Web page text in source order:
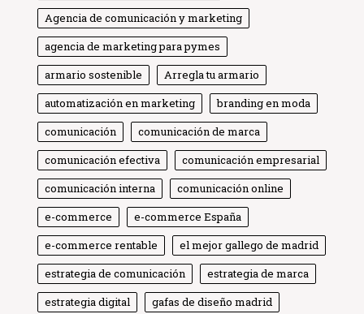
Agencia de comunicación y marketing
agencia de marketing para pymes
armario sostenible
Arregla tu armario
automatización en marketing
branding en moda
comunicación
comunicación de marca
comunicación efectiva
comunicación empresarial
comunicación interna
comunicación online
e-commerce
e-commerce España
e-commerce rentable
el mejor gallego de madrid
estrategia de comunicación
estrategia de marca
estrategia digital
gafas de diseño madrid